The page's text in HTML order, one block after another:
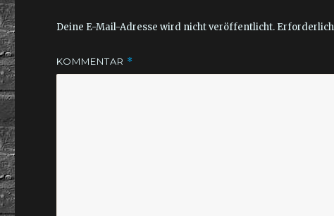
Deine E-Mail-Adresse wird nicht veröffentlicht.
KOMMENTAR *